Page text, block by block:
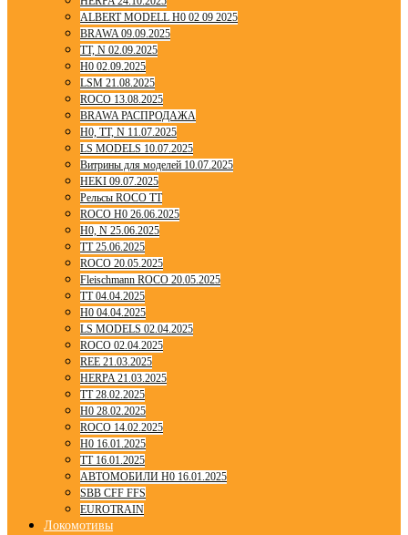
ALBERT MODELL H0 02 09 2025
BRAWA 09.09.2025
TT, N 02.09.2025
H0 02.09.2025
LSM 21.08.2025
ROCO 13.08.2025
BRAWA РАСПРОДАЖА
H0, TT, N 11.07.2025
LS MODELS 10.07.2025
Витрины для моделей 10.07.2025
HEKI 09.07.2025
Рельсы ROCO TT
ROCO H0 26.06.2025
H0, N 25.06.2025
TT 25.06.2025
ROCO 20.05.2025
Fleischmann ROCO 20.05.2025
TT 04.04.2025
H0 04.04.2025
LS MODELS 02.04.2025
ROCO 02.04.2025
REE 21.03.2025
HERPA 21.03.2025
TT 28.02.2025
H0 28.02.2025
ROCO 14.02.2025
H0 16.01.2025
TT 16.01.2025
АВТОМОБИЛИ H0 16.01.2025
SBB CFF FFS
EUROTRAIN
Локомотивы